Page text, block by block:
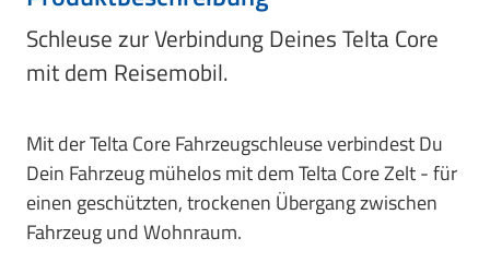
Schleuse zur Verbindung Deines Telta Core
mit dem Reisemobil.
Mit der Telta Core Fahrzeugschleuse verbindest Du
Dein Fahrzeug mühelos mit dem Telta Core Zelt - für
einen geschützten, trockenen Übergang zwischen
Fahrzeug und Wohnraum.